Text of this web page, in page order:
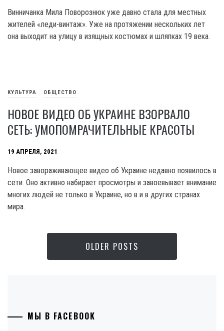
Винничанка Мила Поворознюк уже давно стала для местных
жителей «леди-винтаж». Уже на протяжении нескольких лет
она выходит на улицу в изящных костюмах и шляпках 19 века.
КУЛЬТУРА ОБЩЕСТВО
НОВОЕ ВИДЕО ОБ УКРАИНЕ ВЗОРВАЛО
СЕТЬ: УМОПОМРАЧИТЕЛЬНЫЕ КРАСОТЫ
19 АПРЕЛЯ, 2021
Новое завораживающее видео об Украине недавно появилось в
сети. Оно активно набирает просмотры и завоевывает внимание
многих людей не только в Украине, но в и в других странах
мира.
OLDER POSTS
МЫ В FACEBOOK